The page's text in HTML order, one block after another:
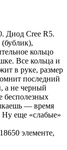
Диод Cree R5.
кольцо
Все кольца и
в руке, размер
последний
а не черный
бесполезных
— время
Ну еще «слабые»
элементе,